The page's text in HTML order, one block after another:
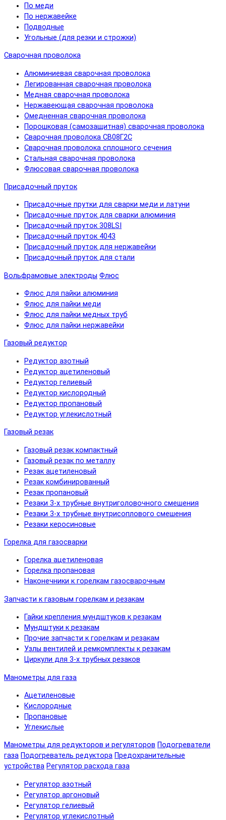
По меди
По нержавейке
Подводные
Угольные (для резки и строжки)
Сварочная проволока
Алюминиевая сварочная проволока
Легированная сварочная проволока
Медная сварочная проволока
Нержавеющая сварочная проволока
Омедненная сварочная проволока
Порошковая (самозащитная) сварочная проволока
Сварочная проволока СВ08Г2С
Сварочная проволока сплошного сечения
Стальная сварочная проволока
Флюсовая сварочная проволока
Присадочный пруток
Присадочные прутки для сварки меди и латуни
Присадочные пруток для сварки алюминия
Присадочный пруток 308LSI
Присадочный пруток 4043
Присадочный пруток для нержавейки
Присадочный пруток для стали
Вольфрамовые электроды Флюс
Флюс для пайки алюминия
Флюс для пайки меди
Флюс для пайки медных труб
Флюс для пайки нержавейки
Газовый редуктор
Редуктор азотный
Редуктор ацетиленовый
Редуктор гелиевый
Редуктор кислородный
Редуктор пропановый
Редуктор углекислотный
Газовый резак
Газовый резак компактный
Газовый резак по металлу
Резак ацетиленовый
Резак комбинированный
Резак пропановый
Резаки 3-х трубные внутриголовочного смешения
Резаки 3-х трубные внутрисоплового смешения
Резаки керосиновые
Горелка для газосварки
Горелка ацетиленовая
Горелка пропановая
Наконечники к горелкам газосварочным
Запчасти к газовым горелкам и резакам
Гайки крепления мундштуков к резакам
Мундштуки к резакам
Прочие запчасти к горелкам и резакам
Узлы вентилей и ремкомплекты к резакам
Циркули для 3-х трубных резаков
Манометры для газа
Ацетиленовые
Кислородные
Пропановые
Углекислые
Манометры для редукторов и регуляторов Подогреватели
газа Подогреватель редуктора Предохранительные
устройства Регулятор расхода газа
Регулятор азотный
Регулятор аргоновый
Регулятор гелиевый
Регулятор углекислотный